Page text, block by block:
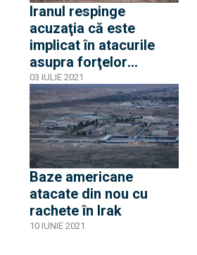
Iranul respinge
acuzaţia că este
implicat în atacurile
asupra forţelor
americane din Siria şi
Irak
03 IULIE 2021
Baze americane
atacate din nou cu
rachete în Irak
10 IUNIE 2021